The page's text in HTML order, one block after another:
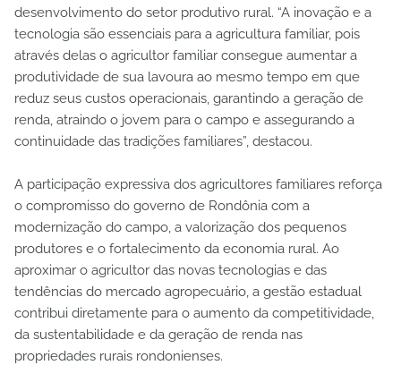
desenvolvimento do setor produtivo rural. “A inovação e a
tecnologia são essenciais para a agricultura familiar, pois
através delas o agricultor familiar consegue aumentar a
produtividade de sua lavoura ao mesmo tempo em que
reduz seus custos operacionais, garantindo a geração de
renda, atraindo o jovem para o campo e assegurando a
continuidade das tradições familiares”, destacou.
A participação expressiva dos agricultores familiares reforça
o compromisso do governo de Rondônia com a
modernização do campo, a valorização dos pequenos
produtores e o fortalecimento da economia rural. Ao
aproximar o agricultor das novas tecnologias e das
tendências do mercado agropecuário, a gestão estadual
contribui diretamente para o aumento da competitividade,
da sustentabilidade e da geração de renda nas
propriedades rurais rondonienses.